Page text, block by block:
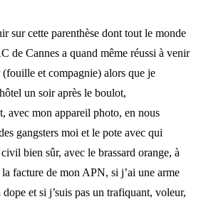
sur cette parenthèse dont tout le monde
de Cannes a quand même réussi à venir
et compagnie) alors que je
un soir après le boulot,
avec mon appareil photo, en nous
gangsters moi et le pote avec qui
bien sûr, avec le brassard orange, à
facture de mon APN, si j’ai une arme
et si j’suis pas un trafiquant, voleur,